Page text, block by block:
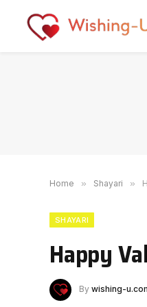
Home » Shayari »
SHAYARI
Happy
By wishing-